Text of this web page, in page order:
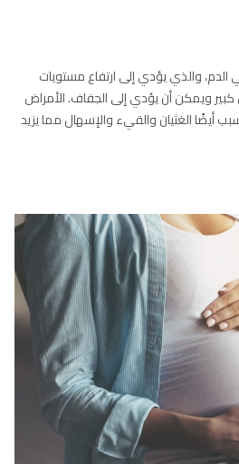
والذي يؤدي إلى ارتفاع مستويات
كبير ويمكن أن يؤدي إلى الجفاف. الأمراض
أيضًا الغثيان والقيء والإسهال مما يزيد